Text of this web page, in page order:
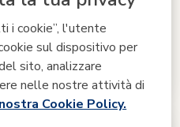
i cookie”, l'utente
sul dispositivo per
sito, analizzare
nelle nostre attività di
Cookie Policy.
|ClimaFlow per la